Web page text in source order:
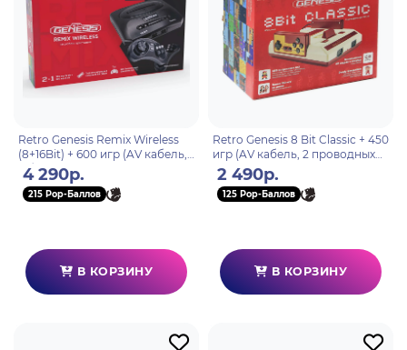
Retro Genesis Remix Wireless
(8+16Bit) + 600 игр (AV кабель,
2 беспроводных джойстика)
4 290р.
215 Pop-Баллов
В КОРЗИНУ
Retro Genesis 8 Bit Classic + 450
игр (AV кабель, 2 проводных
джойстика)
2 490р.
125 Pop-Баллов
В КОРЗИНУ